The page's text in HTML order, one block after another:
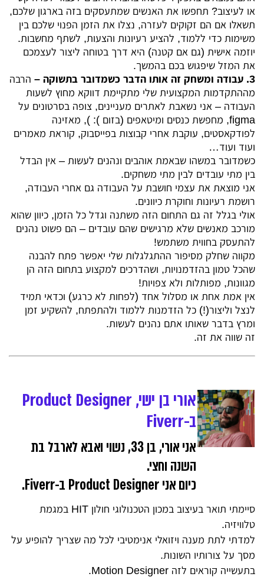
או לעיצוב? תחפשו את האנשים שמתעסקים בזה בארגון שלכם,
תשאלו אם הם זקוקים לעזרה, נצלו את הזמן הפנוי שלכם בין
משימות כדי ללמוד, להציע רעיונות והצעות, לשתף מחשבות.
יוזמה אישית (גם אם קטנה) היא דרך בטוחה ליצור לעצמכם
את המזל שיפגוש בכם בהמשך.
3. עבודה ומשחק זה אותו הדבר כשמדובר בתשוקה –
הרבה
מההתקדמות המקצועית שלי מתקיימת דווקא מחוץ לשעות
העבודה – אני נשאבת לאתרים מעניינים, צופה בסרטונים על
figma, מחפשת כנסים ומיטאפים (בזום ): ), מאזינה
לפודקאסטים, עוקבת אחרי קבוצות בפייסבוק, קוראת מאמרים
ועוד ועוד…
כשמדובר במשהו שבאמת אוהבים ונהנים לעשות – אין הבדל
בין מתי עובדים לבין מתי משחקים.
אני מוצאת את עצמי חושבת על העבודה גם אחרי העבודה,
רושמת רעיונות וחוקרת כיוונים.
אולי בגלל זה גם התחום הזה משתנה וגדל כל הזמן, כיוון שהוא
מורכב מאנשים שלא מרגישים שהם עובדים – הם פשוט נהנים
להתעסק בחווית משתמש!
מקווה שחלק מסיפור ההתגלגלות שלי יאפשר פתח להבנה
שהכל טמון בהזדמנויות, ושהדרכים למקצוע בתחום הזה הן
מגוונות, מפותלות ולא צפויות!
אין אמת אחת או מסלול אחד (לפחות לא כרגע) וכדאי תמיד
לנצל וליצור(!) כל הזדמנות ללמוד ולהתפתח, להשקיע זמן
ומרץ בדבר שאותו אתם נהנים לעשות.
זה שווה את זה.
אורי בן ישי, Product Designer
ב-Fiverr
אני אורי, בן 33, נשוי ואבא לארבל בת
השנה וחצי.
כיום אני Product Designer ב-Fiverr.
סיימתי תואר בעיצוב במכון הטכנולוגי חולון HIT במגמת
טלוויזיה.
למדתי לתת מענה ויזואלי אנימטיבי לכל מה שצריך להופיע על
מסך על צורותיו השונות.
בתעשייה קוראים לזה Motion Designer.